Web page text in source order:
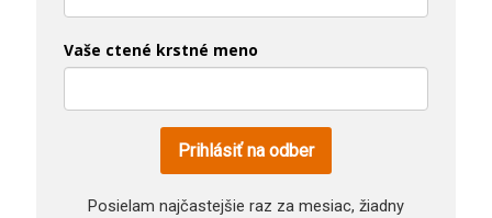
Vaše ctené krstné meno
Prihlásiť na odber
Posielam najčastejšie raz za mesiac, žiadny